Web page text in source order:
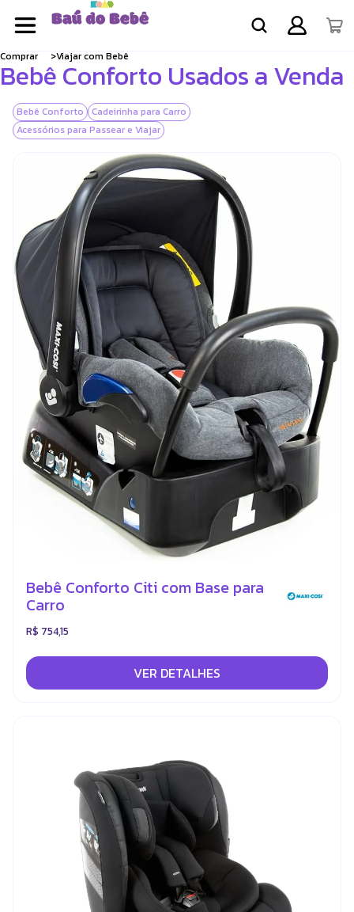
Comprar Viajar com Bebê
Bebê Conforto Usados a Venda
Bebê Conforto
Cadeirinha para Carro
Acessórios para Passear e Viajar
Bebê Conforto Citi com Base para
Carro
R$ 754,15
VER DETALHES